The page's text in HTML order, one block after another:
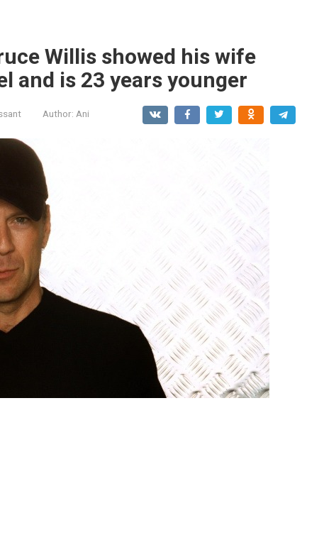
Willis showed his wife
and is 23 years younger
Author: Ani